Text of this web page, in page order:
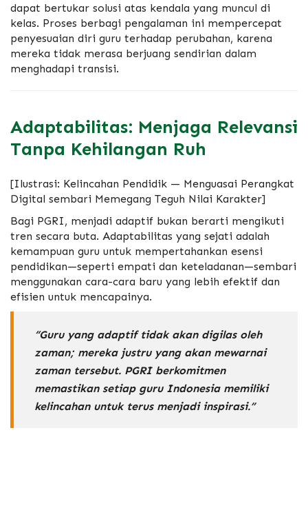
dapat bertukar solusi atas kendala yang muncul di
kelas. Proses berbagi pengalaman ini mempercepat
penyesuaian diri guru terhadap perubahan, karena
mereka tidak merasa berjuang sendirian dalam
menghadapi transisi.
Adaptabilitas: Menjaga Relevansi
Tanpa Kehilangan Ruh
[Ilustrasi: Kelincahan Pendidik — Menguasai Perangkat
Digital sembari Memegang Teguh Nilai Karakter]
Bagi PGRI, menjadi adaptif bukan berarti mengikuti
tren secara buta. Adaptabilitas yang sejati adalah
kemampuan guru untuk mempertahankan esensi
pendidikan—seperti empati dan keteladanan—sembari
menggunakan cara-cara baru yang lebih efektif dan
efisien untuk mencapainya.
“Guru yang adaptif tidak akan digilas oleh
zaman; mereka justru yang akan mewarnai
zaman tersebut. PGRI berkomitmen
memastikan setiap guru Indonesia memiliki
kelincahan untuk terus menjadi inspirasi.”